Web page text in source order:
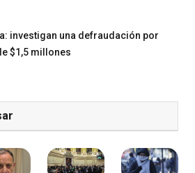
investigan una defraudación por
$1,5 millones